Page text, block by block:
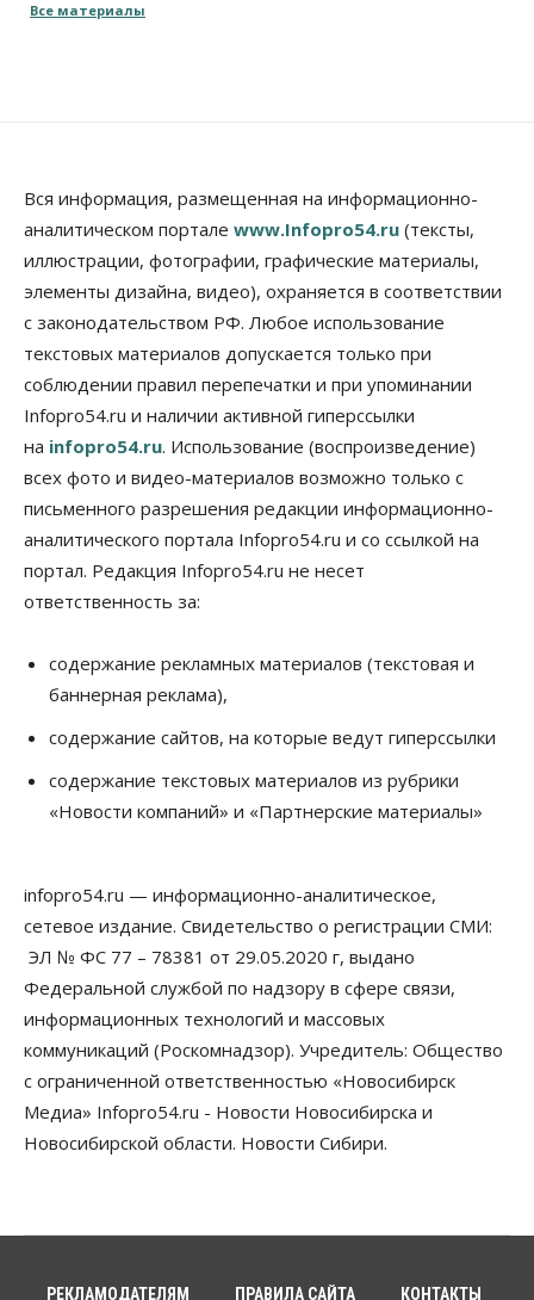
06 Августа 2026, 15:53
Бизнес
Правительство России продлило разрешение на
выпуск бензина «Евро-3»
06 Августа 2026, 14:00
Общество
«За тех, у кого от 270 баллов,
настоящая борьба»: вузы настойчиво
обзванивают новосибирских высокобалльников
перед зачислением
06 Августа 2026, 13:00
Власть
Режим ЧС ввели в Омской области из-за засухи
06 Августа 2026, 12:15
Новосибирск готовится к визиту Владимира
Путина
Бизнес Недвижимость Общество
Росреестр назвал главные причины
06 Августа 2026, 12:00
Телекоммуникации
В 16 населённых пунктах Мошковского района
Бизнес Право&Порядок
Злоумышленники опять атакуют
новосибирские компании через электронную
почту
06 Августа 2026, 11:00
Общество
Медики готовятся к второму пику активности
клещей в Новосибирской области
06 Августа 2026, 10:00
06 Августа 2026, 09:00
Все материалы
Вся информация, размещенная на информационно-
аналитическом портале www.Infopro54.ru (тексты,
иллюстрации, фотографии, графические материалы,
элементы дизайна, видео), охраняется в соответствии
с законодательством РФ. Любое использование
текстовых материалов допускается только при
соблюдении правил перепечатки и при упоминании
Infopro54.ru и наличии активной гиперссылки
на infopro54.ru. Использование (воспроизведение)
всех фото и видео-материалов возможно только с
письменного разрешения редакции информационно-
аналитического портала Infopro54.ru и со ссылкой на
портал. Редакция Infopro54.ru не несет
ответственность за:
содержание рекламных материалов (текстовая и
баннерная реклама),
содержание сайтов, на которые ведут гиперссылки
содержание текстовых материалов из рубрики
«Новости компаний» и «Партнерские материалы»
infopro54.ru — информационно-аналитическое,
сетевое издание. Свидетельство о регистрации СМИ:
ЭЛ № ФС 77 – 78381 от 29.05.2020 г, выдано
Федеральной службой по надзору в сфере связи,
информационных технологий и массовых
коммуникаций (Роскомнадзор). Учредитель: Общество
с ограниченной ответственностью «Новосибирск
Медиа» Infopro54.ru - Новости Новосибирска и
Новосибирской области. Новости Сибири.
РЕКЛАМОДАТЕЛЯМ ПРАВИЛА САЙТА КОНТАКТЫ